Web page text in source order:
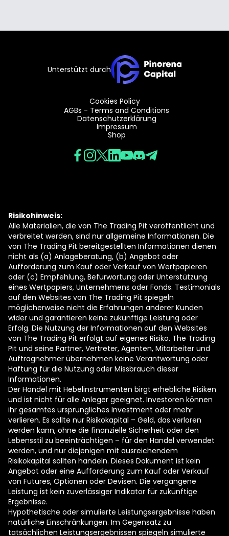
Unterstützt durch
Cookies Policy
AGBs - Terms and Conditions
Datenschutzerklärung
Impressum
Shop
Risikohinweis:
Alle Materialien, die von The Trading Pit veröffentlicht und
verbreitet werden, sind nur allgemeine Informationen. Die
von The Trading Pit bereitgestellten Informationen dienen
nicht als (a) Anlageberatung, (b) Angebot oder
Aufforderung zum Kauf oder Verkauf von Wertpapieren
oder (c) Empfehlung, Befürwortung oder Unterstützung
eines Wertpapiers, Unternehmens oder Fonds. Testimonials
auf den Websites von The Trading Pit spiegeln
möglicherweise nicht die Erfahrungen anderer Kunden
wider und garantieren keine zukünftige Leistung oder
Erfolg. Die Nutzung der Informationen auf den Websites
von The Trading Pit erfolgt auf eigenes Risiko. The Trading
Pit und seine Partner, Vertreter, Agenten, Mitarbeiter und
Auftragnehmer übernehmen keine Verantwortung oder
Haftung für die Nutzung oder Missbrauch dieser
Informationen.
Der Handel mit Hebelinstrumenten birgt erhebliche Risiken
und ist nicht für alle Anleger geeignet. Investoren können
ihr gesamtes ursprüngliches Investment oder mehr
verlieren. Es sollte nur Risikokapital – Geld, das verloren
werden kann, ohne die finanzielle Sicherheit oder den
Lebensstil zu beeinträchtigen – für den Handel verwendet
werden, und nur diejenigen mit ausreichendem
Risikokapital sollten handeln. Dieses Dokument ist kein
Angebot oder eine Aufforderung zum Kauf oder Verkauf
von Futures, Optionen oder Devisen. Die vergangene
Leistung ist kein zuverlässiger Indikator für zukünftige
Ergebnisse.
Hypothetische oder simulierte Leistungsergebnisse haben
natürliche Einschränkungen. Im Gegensatz zu
tatsächlichen Leistungsergebnissen spiegeln simulierte